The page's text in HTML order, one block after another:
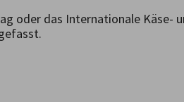
oder das Internationale Käse-